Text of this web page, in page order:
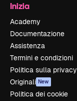
Inizia
Academy
Documentazione
Assistenza
Termini e condizioni
Politica sulla privacy
Originali New
Politica dei cookie